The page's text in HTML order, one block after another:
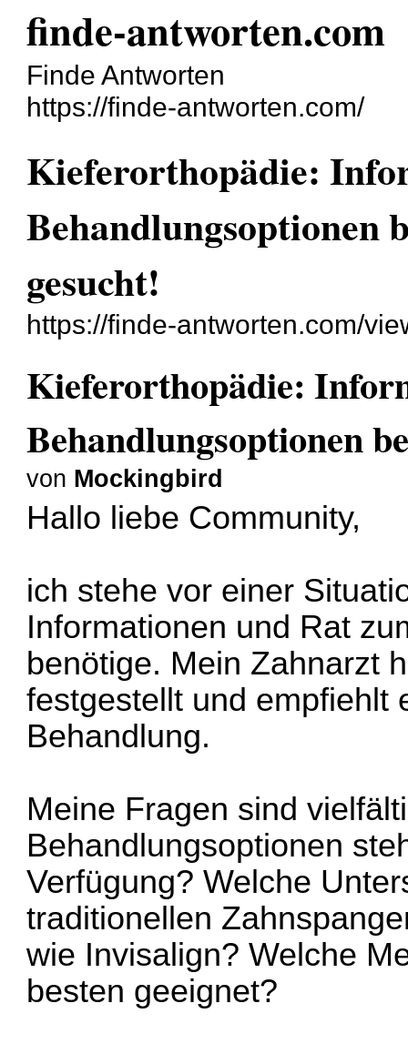
finde-antworten.com
Finde Antworten
https://finde-antworten.com/
Kieferorthopädie:
Behandlungsoptionen
gesucht!
https://finde-antworten.com/
Kieferorthopädie:
Behandlungsoptionen
von Mockingbird
Hallo liebe Community,
ich stehe vor einer
Informationen und Rat
benötige. Mein Zahnarzt
festgestellt und empfiehlt
Behandlung.
Meine Fragen sind
Behandlungsoptionen
Verfügung? Welche
traditionellen
wie Invisalign? Welche
besten geeignet?